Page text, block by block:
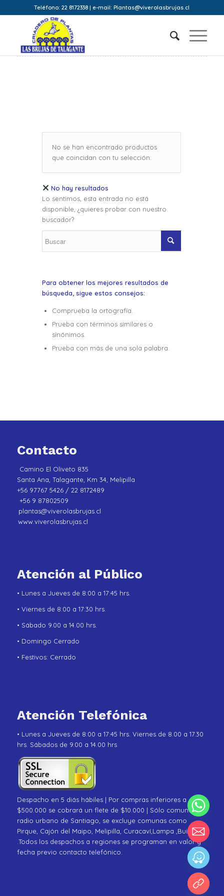
Teléfono: 22 8172338 | e-mail: Plantas@viverolasbrujas.cl
No se han encontrado productos
que coincidan con tu selección.
No hay resultados
Lo sentimos, esta entrada no está
disponible, ¿quieres probar con nuestro
buscador?
Para obtener los mejores resultados de
búsqueda, sigue estos consejos:
Comprueba la ortografía.
Prueba con términos similares o
sinónimos.
Prueba con más de una sola palabra.
Contacto
Camino El Oliveto 835
Santa Ana, Talagante, Km 34, Melipilla
+56 97767 5426 / 22 8172489
+56 9 87802509
plantas@viverolasbrujas.cl
www.viverolasbrujas.cl
Atención al Público
• Lunes a Jueves de 8:00 a 17:45 hrs.
• Viernes de 8:00 a 17:30 hrs.
• Sábado 9.00 a 14.00 hrs.
• Domingo Cerrado
• Festivos: Cerrado
Atención Telefónica
• Lunes a Jueves de 8:00 a 17:45 hrs. Viernes de 8.00 a 17.30
hrs. Sábados de 9.00 a 14.00 hrs
Despacho en 5 diás hábiles | Por compras inferiores a
$500.000 se cobrará un flete de $10.000 | Sólo comunas de
radio urbano de Santiago, se excluye comunas como
Pirque, Cajón del Maipo, Melipilla, Curacaví,Lampa ,Buin
.Todos los despachos a regiones se programan en valor y
fecha previo contacto telefónico.
chaty